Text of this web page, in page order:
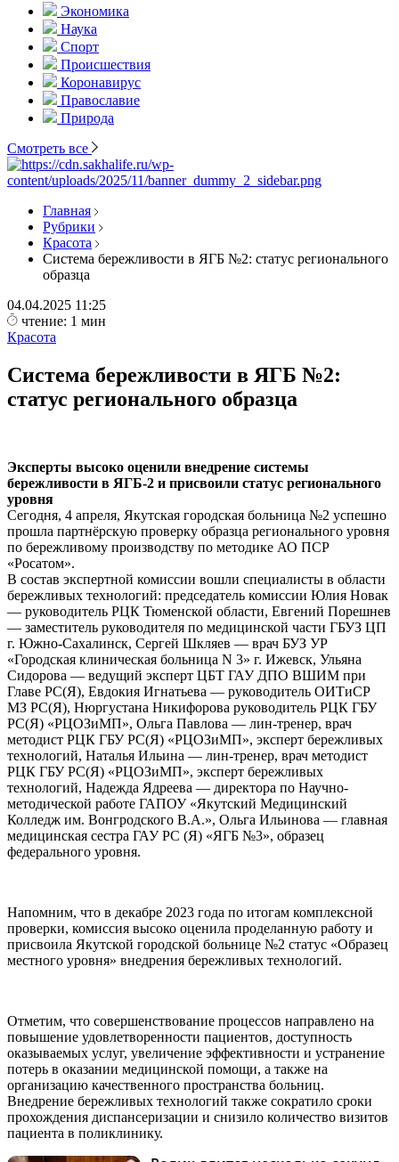
Экономика
Наука
Спорт
Происшествия
Коронавирус
Православие
Природа
Смотреть все
Главная
Рубрики
Красота
Система бережливости в ЯГБ №2: статус регионального
образца
04.04.2025 11:25
чтение: 1 мин
Красота
Система бережливости в ЯГБ №2:
статус регионального образца
Эксперты высоко оценили внедрение системы
бережливости в ЯГБ-2 и присвоили статус регионального
уровня
Сегодня, 4 апреля, Якутская городская больница №2 успешно
прошла партнёрскую проверку образца регионального уровня
по бережливому производству по методике АО ПСР
«Росатом».
В состав экспертной комиссии вошли специалисты в области
бережливых технологий: председатель комиссии Юлия Новак
— руководитель РЦК Тюменской области, Евгений Порешнев
— заместитель руководителя по медицинской части ГБУЗ ЦП
г. Южно-Сахалинск, Сергей Шкляев — врач БУЗ УР
«Городская клиническая больница N 3» г. Ижевск, Ульяна
Сидорова — ведущий эксперт ЦБТ ГАУ ДПО ВШИМ при
Главе РС(Я), Евдокия Игнатьева — руководитель ОИТиСР
МЗ РС(Я), Нюргустана Никифорова руководитель РЦК ГБУ
РС(Я) «РЦОЗиМП», Ольга Павлова — лин-тренер, врач
методист РЦК ГБУ РС(Я) «РЦОЗиМП», эксперт бережливых
технологий, Наталья Ильина — лин-тренер, врач методист
РЦК ГБУ РС(Я) «РЦОЗиМП», эксперт бережливых
технологий, Надежда Ядреева — директора по Научно-
методической работе ГАПОУ «Якутский Медицинский
Колледж им. Вонгродского В.А.», Ольга Ильинова — главная
медицинская сестра ГАУ РС (Я) «ЯГБ №3», образец
федерального уровня.
Напомним, что в декабре 2023 года по итогам комплексной
проверки, комиссия высоко оценила проделанную работу и
присвоила Якутской городской больнице №2 статус «Образец
местного уровня» внедрения бережливых технологий.
Отметим, что совершенствование процессов направлено на
повышение удовлетворенности пациентов, доступность
оказываемых услуг, увеличение эффективности и устранение
потерь в оказании медицинской помощи, а также на
организацию качественного пространства больниц.
Внедрение бережливых технологий также сократило сроки
прохождения диспансеризации и снизило количество визитов
пациента в поликлинику.